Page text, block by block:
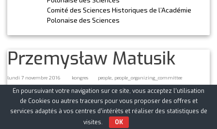
Comité des Sciences Historiques de l’Académie
Polonaise des Sciences
Przemysław Matusik
lundi 7 novembre 2016 kongres people, people_organizing_committee
DOMAINES de RECHERCHES
Histoire de Pologne, particulièrement de la région de Poznań au
XIXe siècle; histoire du travail organique; histoire de l’Eglise dans
En poursuivant votre navigation sur ce site, vous acceptez l’utilisation
de Cookies ou autres traceurs pour vous proposer des offres et
services adaptés à vos centres d’intérêts et réaliser des statistiques de
visites.
OK